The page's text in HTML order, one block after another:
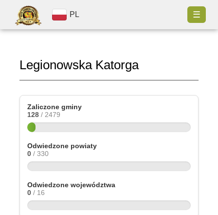
PL ☰
Legionowska Katorga
Zaliczone gminy
128 / 2479
Odwiedzone powiaty
0 / 330
Odwiedzone województwa
0 / 16